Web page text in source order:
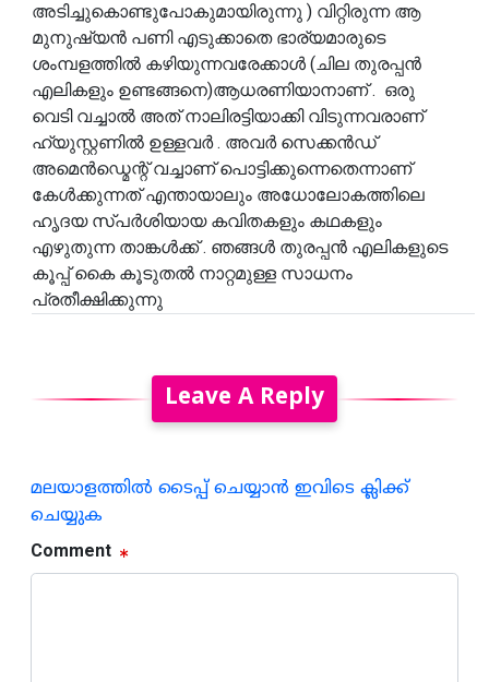
അടിച്ചുകൊണ്ടുപോകുമായിരുന്നു ) വിറ്റിരുന്ന ആ
മുനുഷ്യൻ പണി എടുക്കാതെ ഭാര്യമാരുടെ
ശംമ്പളത്തിൽ കഴിയുന്നവരേക്കാൾ (ചില തുരപ്പൻ
എലികളും ഉണ്ടങ്ങനെ)ആധരണിയാനാണ് . ഒരു
വെടി വച്ചാൽ അത് നാലിരട്ടിയാക്കി വിടുന്നവരാണ്
ഹ്യുസ്റ്റണിൽ ഉള്ളവർ . അവർ സെക്കൻഡ്
അമെൻഡ്മെന്റ് വച്ചാണ് പൊട്ടിക്കുന്നെതെന്നാണ്
കേൾക്കുന്നത് എന്തായാലും അധോലോകത്തിലെ
ഹൃദയ സ്പർശിയായ കവിതകളും കഥകളും
എഴുതുന്ന താങ്കൾക്ക് . ഞങ്ങൾ തുരപ്പൻ എലികളുടെ
കൂപ്പ് കൈ കൂടുതൽ നാറ്റമുള്ള സാധനം
പ്രതീക്ഷിക്കുന്നു
Leave A Reply
മലയാളത്തില്‍ ടൈപ്പ് ചെയ്യാന്‍ ഇവിടെ ക്ലിക്ക്
ചെയ്യുക
Comment